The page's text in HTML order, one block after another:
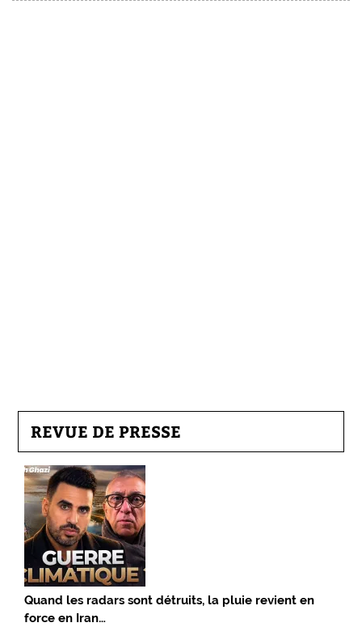
REVUE DE PRESSE
Quand les radars sont détruits, la pluie revient en
force en Iran…